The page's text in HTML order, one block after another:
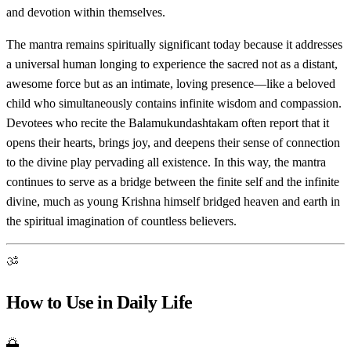
and devotion within themselves.
The mantra remains spiritually significant today because it addresses
a universal human longing to experience the sacred not as a distant,
awesome force but as an intimate, loving presence—like a beloved
child who simultaneously contains infinite wisdom and compassion.
Devotees who recite the Balamukundashtakam often report that it
opens their hearts, brings joy, and deepens their sense of connection
to the divine play pervading all existence. In this way, the mantra
continues to serve as a bridge between the finite self and the infinite
divine, much as young Krishna himself bridged heaven and earth in
the spiritual imagination of countless believers.
ॐ
How to Use in Daily Life
🌅